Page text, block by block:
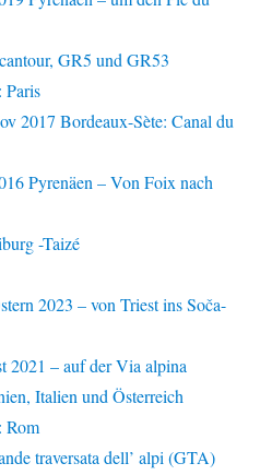
GR5 und GR53
2017 Bordeaux-Sète: Canal du
Pyrenäen – Von Foix nach
-Taizé
2023 – von Triest ins Soča-
2021 – auf der Via alpina
Italien und Österreich
Rom
traversata dell’ alpi (GTA)